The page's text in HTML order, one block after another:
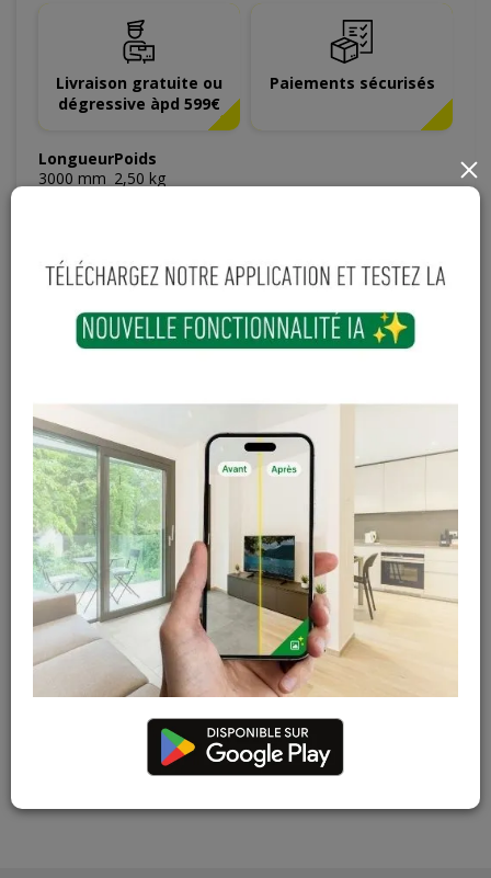
Livraison gratuite ou
dégressive àpd 599€
Paiements sécurisés
Longueur
3000 mm
Poids
2,50 kg
En stock
Gosselies
Court-St-Etienne 1 articles
Cuesmes 4 articles
Contactez Diffusion Menuiserie pour obtenir le temps de
réapprovisionnement pour ce produit
Les teintes, nuances et veinages des photos peuvent
varier par rapport au produit réel
×